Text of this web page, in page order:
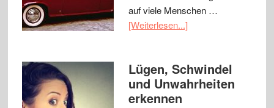
auf viele Menschen …
[Weiterlesen...]
Lügen, Schwindel
und Unwahrheiten
erkennen